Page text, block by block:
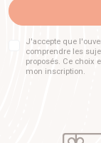
J'accepte que
comprendre les
proposés. Ce choix
mon inscription.